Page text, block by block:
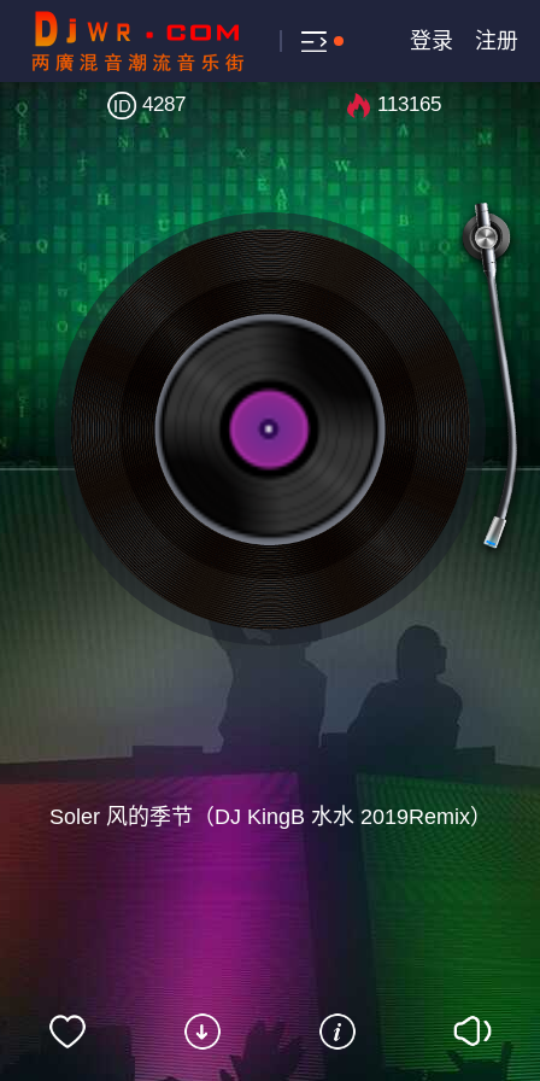
登录 注册
Soler 风的季节（DJ KingB 水水 2019Remix）
4287 113165